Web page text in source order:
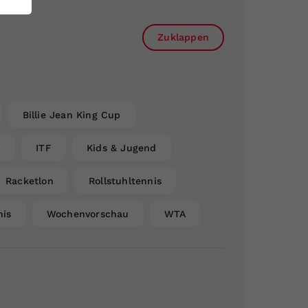
Zuklappen
Billie Jean King Cup
ITF Kids & Jugend
Racketlon Rollstuhltennis
Wochenvorschau WTA